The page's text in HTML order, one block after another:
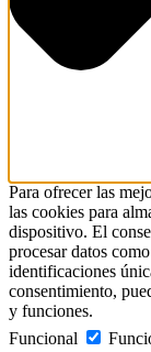
Para ofrecer las
las cookies para
dispositivo. El
procesar datos
identificaciones
consentimiento,
y funciones.
Funcional